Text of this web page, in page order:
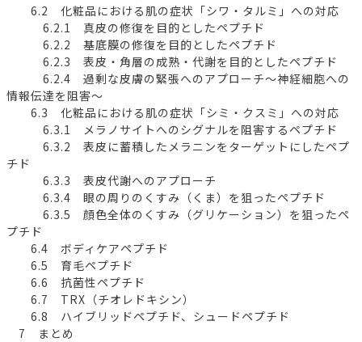
6.2 化粧品における肌の症状「シワ・タルミ」への対応
6.2.1 真皮の修復を目的としたペプチド
6.2.2 基底膜の修復を目的としたペプチド
6.2.3 表皮・角層の成熟・代謝を目的としたペプチド
6.2.4 過剰な皮膚の緊張へのアプローチ～神経細胞への
情報伝達を阻害～
6.3 化粧品における肌の症状「シミ・クスミ」への対応
6.3.1 メラノサイトへのシグナルを阻害するペプチド
6.3.2 表皮に蓄積したメラニンをターゲットにしたペプ
チド
6.3.3 表皮代謝へのアプローチ
6.3.4 眼の周りのくすみ（くま）を狙ったペプチド
6.3.5 顔色全体のくすみ（グリケーション）を狙ったペ
プチド
6.4 ボディケアペプチド
6.5 育毛ペプチド
6.6 抗菌性ペプチド
6.7 TRX（チオレドキシン）
6.8 ハイブリッドペプチド、シュードペプチド
7 まとめ